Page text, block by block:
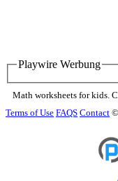
Playwire Werbung
Math worksheets for kids.
Terms of Use FAQS Contact ©